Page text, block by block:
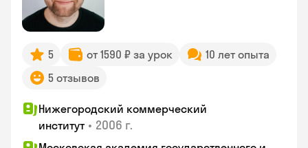
5 от 1590 ₽ за урок
10 лет опыта
5 отзывов
Нижегородский коммерческий
институт • 2006 г.